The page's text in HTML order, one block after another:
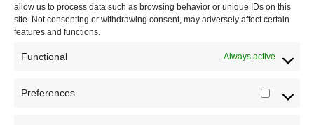
allow us to process data such as browsing behavior or unique IDs on this
site. Not consenting or withdrawing consent, may adversely affect certain
features and functions.
Functional Always active
Preferences
Kontakt
Misija sajta Sve o arheologiji